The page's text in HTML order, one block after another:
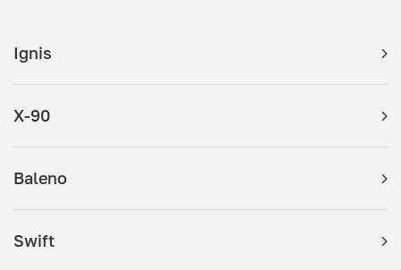
Ignis
X-90
Baleno
Swift